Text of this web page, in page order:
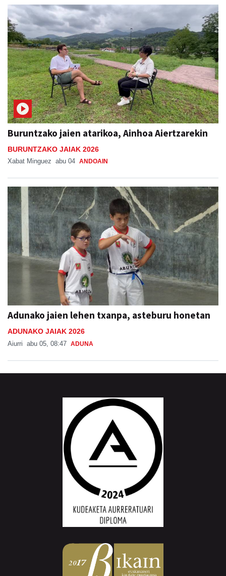
Buruntzako jaien atarikoa, Ainhoa Aiertzarekin
BURUNTZAKO JAIAK 2026
Xabat Minguez abu 04 ANDOAIN
Adunako jaien lehen txanpa, asteburu honetan
ADUNAKO JAIAK 2026
Aiurri abu 05, 08:47 ADUNA